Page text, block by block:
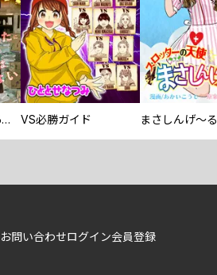
職業、ニセモノ～あなたに偽は見抜けない【電子単行本版】 VS必勝ガイド まさしんげ～る
お問い合わせログイン会員登録